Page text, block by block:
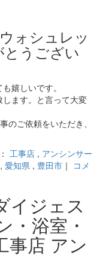
ォシュレッ
とうござい
嬉しいです。
ます。と言って大変
のご依頼をいただき、
工事店 , アンシンサー
, 愛知県 , 豊田市 ｜ コメ
イジェス
・浴室・
事店 アン